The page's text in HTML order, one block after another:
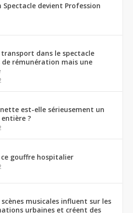
Spectacle devient Profession
transport dans le spectacle
de rémunération mais une
est-elle sérieusement un
?
ce gouffre hospitalier
musicales influent sur les
urbaines et créent des